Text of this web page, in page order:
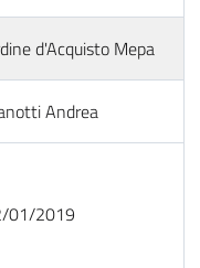
d'Acquisto Mepa
Andrea
01/2019